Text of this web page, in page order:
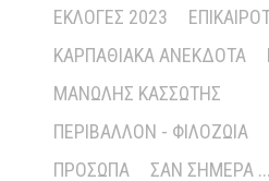
ΕΚΛΟΓΈΣ 2023
ΚΑΡΠΑΘΙΑΚΆ ΑΝΈΚΔΟΤΑ
ΜΑΝΏΛΗΣ ΚΑΣΣΏΤΗΣ
ΠΕΡΙΒΆΛΛΟΝ - ΦΙΛΟΖΩΊΑ
ΠΡΌΣΩΠΑ
ΣΑΝ ΣΉΜΕΡΑ ...